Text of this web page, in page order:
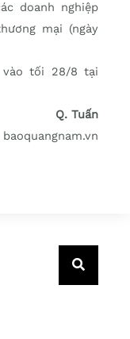
doanh nghiệp
mại (ngày
vào tối 28/8 tại
Q. Tuấn